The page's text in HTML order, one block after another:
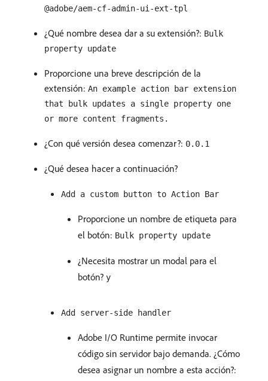
@adobe/aem-cf-admin-ui-ext-tpl
¿Qué nombre desea dar a su extensión?: Bulk
property update
Proporcione una breve descripción de la
extensión: An example action bar extension
that bulk updates a single property one
or more content fragments.
¿Con qué versión desea comenzar?: 0.0.1
¿Qué desea hacer a continuación?
Add a custom button to Action Bar
Proporcione un nombre de etiqueta para
el botón: Bulk property update
¿Necesita mostrar un modal para el
botón? y
Add server-side handler
Adobe I/O Runtime permite invocar
código sin servidor bajo demanda. ¿Cómo
desea asignar un nombre a esta acción?: